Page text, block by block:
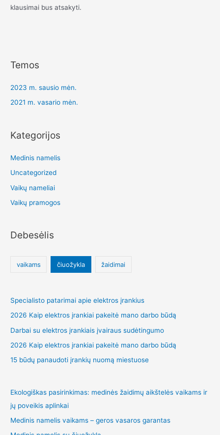
klausimai bus atsakyti.
Temos
2023 m. sausio mėn.
2021 m. vasario mėn.
Kategorijos
Medinis namelis
Uncategorized
Vaikų nameliai
Vaikų pramogos
Debesėlis
vaikams čiuožykla žaidimai
Specialisto patarimai apie elektros įrankius
2026 Kaip elektros įrankiai pakeitė mano darbo būdą
Darbai su elektros įrankiais įvairaus sudėtingumo
2026 Kaip elektros įrankiai pakeitė mano darbo būdą
15 būdų panaudoti įrankių nuomą miestuose
Ekologiškas pasirinkimas: medinės žaidimų aikštelės vaikams ir
jų poveikis aplinkai
Medinis namelis vaikams – geros vasaros garantas